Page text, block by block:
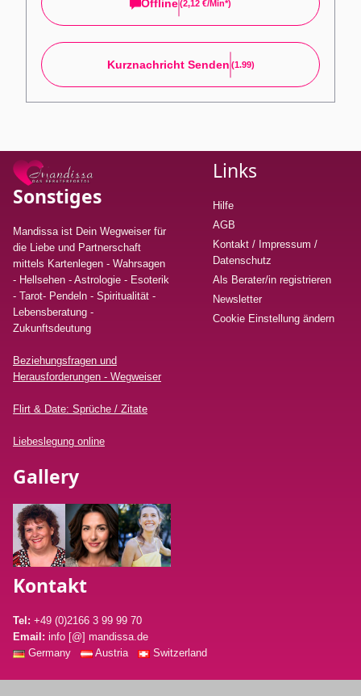
Offline(2,12 €/min*)
Kurznachricht Senden (1.99)
Sonstiges
Mandissa ist Dein Wegweiser für
die Liebe und Partnerschaft
mittels Kartenlegen - Wahrsagen
- Hellsehen - Astrologie - Esoterik
- Tarot- Pendeln - Spiritualität -
Lebensberatung -
Zukunftsdeutung
Beziehungsfragen und
Herausforderungen - Wegweiser
Flirt & Date: Sprüche / Zitate
Liebeslegung online
Links
Hilfe
AGB
Kontakt / Impressum /
Datenschutz
Als Berater/in registrieren
Newsletter
Cookie Einstellung ändern
Gallery
Kontakt
Tel: +49 (0)2166 3 99 99 70
Email: info [@] mandissa.de
Germany
Austria Switzerland